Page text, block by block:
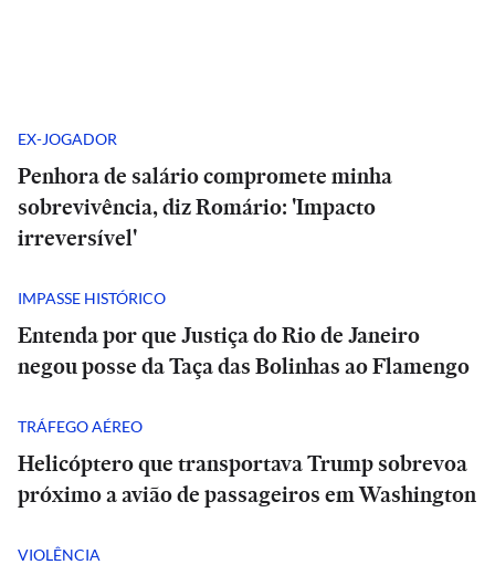
EX-JOGADOR
Penhora de salário compromete minha
sobrevivência, diz Romário: 'Impacto
irreversível'
IMPASSE HISTÓRICO
Entenda por que Justiça do Rio de Janeiro
negou posse da Taça das Bolinhas ao Flamengo
TRÁFEGO AÉREO
Helicóptero que transportava Trump sobrevoa
próximo a avião de passageiros em Washington
VIOLÊNCIA